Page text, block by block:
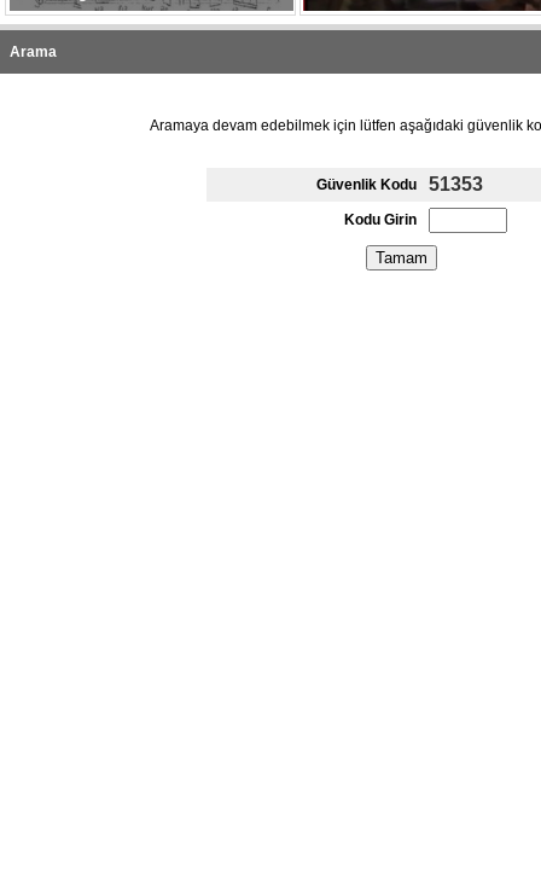
Arama
Aramaya devam edebilmek için lütfen aşağıdaki güvenlik
Güvenlik Kodu 51353
Kodu Girin